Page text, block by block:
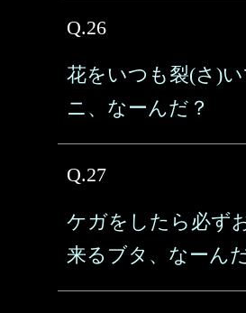
Q.26
花をいつも裂(さ)
ニ、なーんだ？
Q.27
ケガをしたら必ず
来るブタ、なーん